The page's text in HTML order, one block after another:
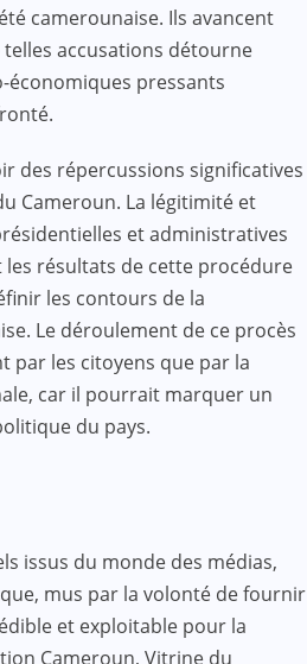
camerounaise. Ils avancent
accusations détourne
économiques pressants
des répercussions significatives
Cameroun. La légitimité et
et administratives
les résultats de cette procédure
les contours de la
Le déroulement de ce procès
par les citoyens que par la
car il pourrait marquer un
du pays.
issus du monde des médias,
mus par la volonté de fournir
et exploitable pour la
Cameroun, Vitrine du